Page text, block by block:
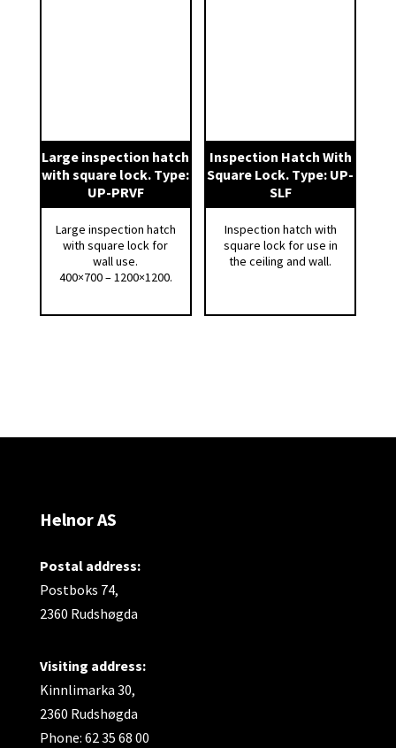
Large inspection hatch
with square lock. Type:
UP-PRVF
Large inspection hatch
with square lock for
wall use.
400×700 – 1200×1200.
Inspection Hatch With
Square Lock. Type: UP-
SLF
Inspection hatch with
square lock for use in
the ceiling and wall.
Helnor AS
Postal address:
Postboks 74,
2360 Rudshøgda
Visiting address:
Kinnlimarka 30,
2360 Rudshøgda
Phone: 62 35 68 00